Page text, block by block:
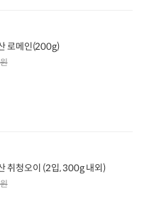
로메인(200g)
원
취청오이 (2입, 300g 내외)
원